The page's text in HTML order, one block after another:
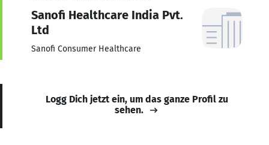
Sanofi Healthcare India Pvt.
Ltd
Sanofi Consumer Healthcare
Logg Dich jetzt ein, um das ganze Profil zu
sehen.